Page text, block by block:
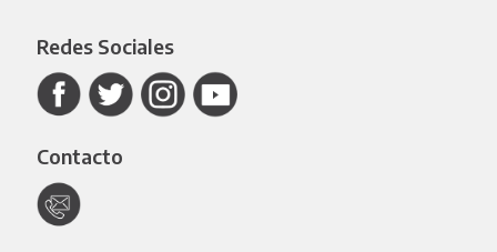
Redes Sociales
Contacto